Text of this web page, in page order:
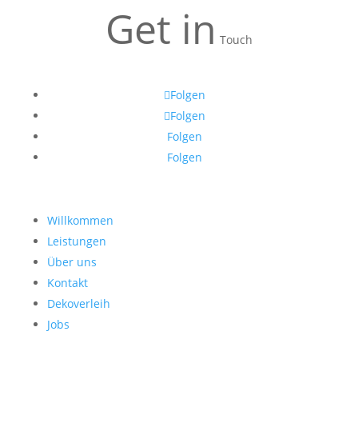
Get in Touch
Folgen
Folgen
Folgen
Folgen
Willkommen
Leistungen
Über uns
Kontakt
Dekoverleih
Jobs